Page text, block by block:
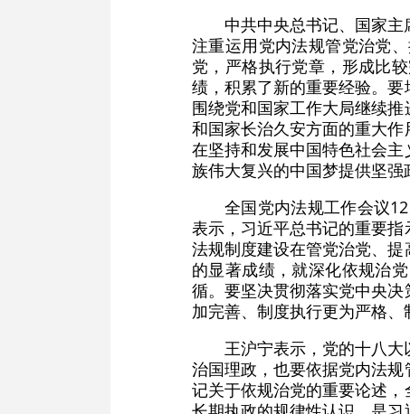
中共中央总书记、国家
注重运用党内法规管党治党
党，严格执行党章，形成比
绩，积累了新的重要经验。
围绕党和国家工作大局继续
和国家长治久安方面的重大
在坚持和发展中国特色社会
族伟大复兴的中国梦提供坚强
全国党内法规工作会议
表示，习近平总书记的重要
法规制度建设在管党治党、
的显著成绩，就深化依规治
循。要坚决贯彻落实党中央
加完善、制度执行更为严格、
王沪宁表示，党的十八
治国理政，也要依据党内法
记关于依规治党的重要论述